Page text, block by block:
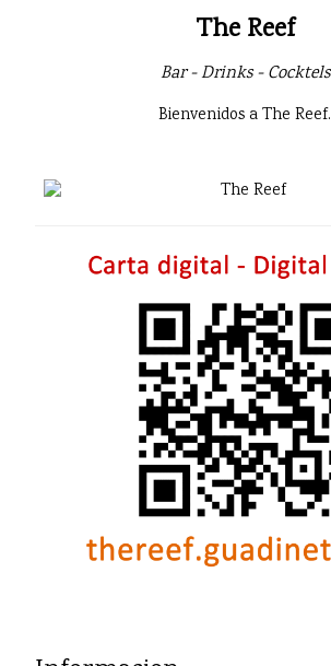
The Reef
Bar - Drinks - Cocktels
Bienvenidos a The Reef.